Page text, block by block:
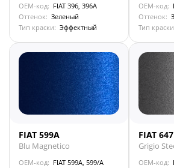
OEM-код: FIAT 396, 396A
Оттенок: Зеленый
Тип краски: Эффектный
OEM-код:
Оттенок:
Тип
FIAT 599A
Blu Magnetico
OEM-код: FIAT 599A, 599/A
FIAT 647
Grigio
OEM-код: